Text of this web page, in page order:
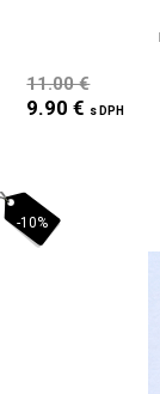
11.00 €
9.90 € s DPH
-10%